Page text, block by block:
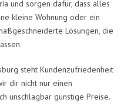
und sorgen dafür, dass alles
kleine Wohnung oder ein
Lösungen, die
steht Kundenzufriedenheit
dir nicht nur einen
unschlagbar günstige Preise.